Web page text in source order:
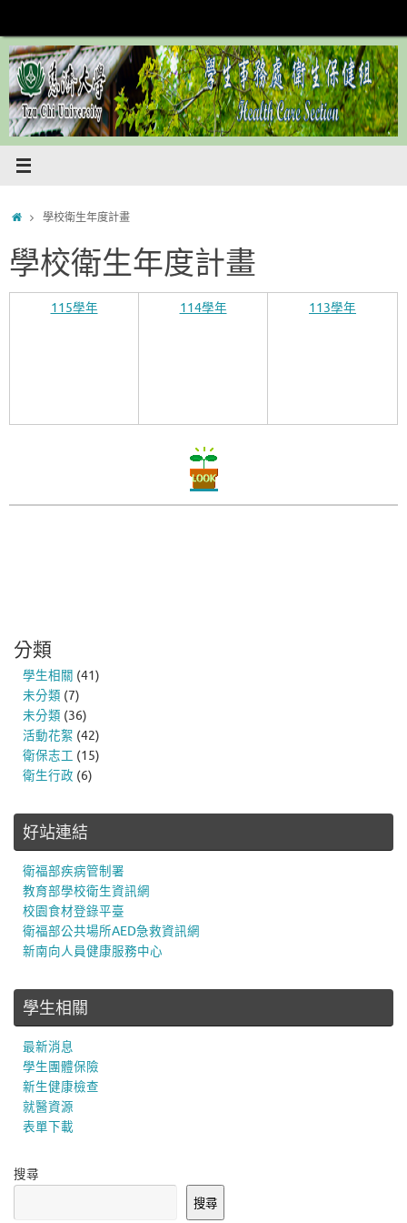
content
Home學校衛生年度計畫
學校衛生年度計畫
115學年 114學年 113學年
分類
學生相關 (41)
未分類 (7)
未分類 (36)
活動花絮 (42)
衛保志工 (15)
衛生行政 (6)
好站連結
衛福部疾病管制署
教育部學校衛生資訊網
校園食材登錄平臺
衛福部公共場所AED急救資訊網
新南向人員健康服務中心
學生相關
最新消息
學生團體保險
新生健康檢查
就醫資源
表單下載
搜尋
搜尋